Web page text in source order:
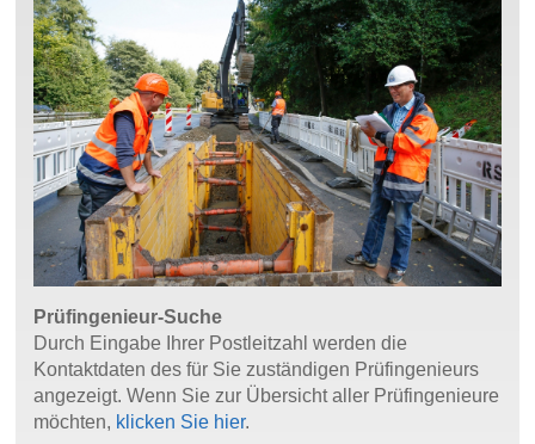
Prüfingenieur-Suche
Durch Eingabe Ihrer Postleitzahl werden die
Kontaktdaten des für Sie zuständigen Prüfingenieurs
angezeigt. Wenn Sie zur Übersicht aller Prüfingenieure
möchten, klicken Sie hier.